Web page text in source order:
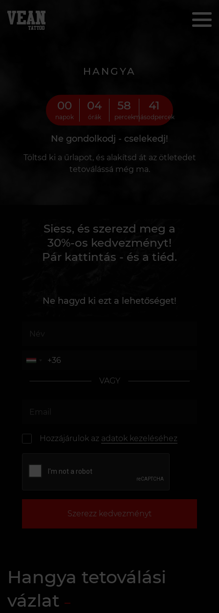
HANGYA
00
napok
04
órák
58
percek
40
másodpercek
Ne gondolkodj - cselekedj!
Töltsd ki a űrlapot, és alakítsd át az ötletedet
tetoválássá még ma.
Siess, és szerezd meg a
30%-os kedvezményt!
Pár kattintás - és a tiéd.
Ne hagyd ki ezt a lehetőséget!
VAGY
Hozzájárulok az adatok kezeléséhez
Szerezz kedvezményt
Hangya tetoválási
vázlat